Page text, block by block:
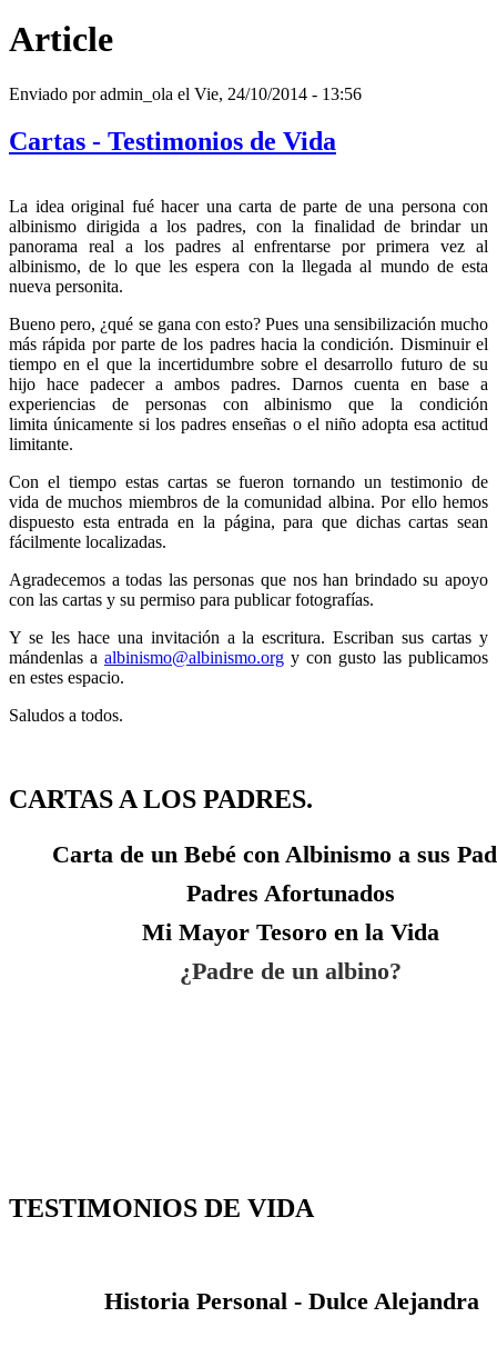
Article
Enviado poradmin_ola el Vie, 24/10/2014 - 13:56
Cartas - Testimonios de Vida
La idea original fué hacer una carta de parte de una persona con
albinismo dirigida a los padres, con la finalidad debrindarun
panorama real a los padres alenfrentarse por primera vez al
albinismo, de lo quelesespera con la llegada al mundode esta
nueva personita.
Bueno pero, ¿qué se gana conesto?Pues una sensibilización mucho
más rápida por partede los padres hacia lacondición. Disminuirel
tiempo en el quela incertidumbre sobre eldesarrollo futurodesu
hijo hace padecera ambos padres. Darnos cuenta en base a
experiencias de personas conalbinismo que lacondición
limita únicamente si los padresenseñas o el niño adopta esa actitud
limitante.
Con el tiempo estas cartassefueron tornando untestimonio de
vida de muchos miembrosde la comunidad albina. Por ello hemos
dispuesto esta entrada en la página,para que dichas cartas sean
fácilmente localizadas.
Agradecemos atodas laspersonasque noshan brindado su apoyo
con las cartas y su permiso para publicar fotografías.
Y se les hace una invitación a laescritura.Escriban sus cartas y
mándenlas a albinismo@albinismo.org y con gusto las publicamos
en estes espacio.
Saludos a todos.
CARTASA LOS PADRES.
Cartade un Bebécon Albinismoa sus
Padres Afortunados
Mi Mayor Tesoroen la Vida
¿Padre de un albino?
TESTIMONIOS DE VIDA
HistoriaPersonal - DulceAlejandra